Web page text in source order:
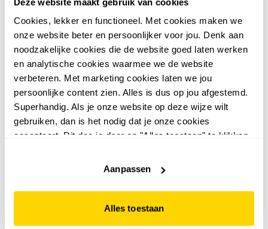
Cookies, lekker en functioneel. Met cookies maken we
onze website beter en persoonlijker voor jou. Denk aan
noodzakelijke cookies die de website goed laten werken
en analytische cookies waarmee we de website
verbeteren. Met marketing cookies laten we jou
persoonlijke content zien. Alles is dus op jou afgestemd.
Superhandig. Als je onze website op deze wijze wilt
gebruiken, dan is het nodig dat je onze cookies
accepteert. Dit doe je door op "Alles toestaan" te klikken.
website niet optimaal functioneert.
Aanpassen
Alles toestaan